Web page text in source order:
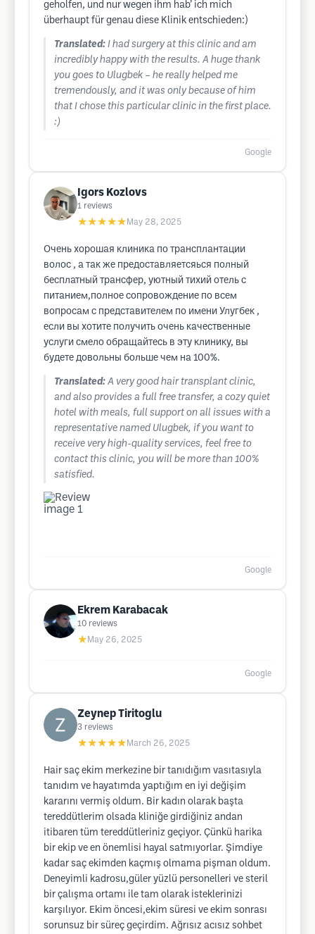
geholfen, und nur wegen ihm hab’ ich mich
überhaupt für genau diese Klinik entschieden:)
Translated: I had surgery at this clinic and am
incredibly happy with the results. A huge thank
you goes to Ulugbek – he really helped me
tremendously, and it was only because of him
that I chose this particular clinic in the first place.
:)
Google
Igors Kozlovs
1 reviews
★★★★★ May 28, 2025
Очень хорошая клиника по трансплантации
волос , а так же предоставляетсяься полный
бесплатный трансфер, уютный тихий отель с
питанием,полное сопровождение по всем
вопросам с представителем по имени Улугбек ,
если вы хотите получить очень качественные
услуги смело обращайтесь в эту клинику, вы
будете довольны больше чем на 100%.
Translated: A very good hair transplant clinic,
and also provides a full free transfer, a cozy quiet
hotel with meals, full support on all issues with a
representative named Ulugbek, if you want to
receive very high-quality services, feel free to
contact this clinic, you will be more than 100%
satisfied.
Google
Ekrem Karabacak
10 reviews
★ May 26, 2025
Google
Zeynep Tiritoglu
3 reviews
★★★★★ March 26, 2025
Hair saç ekim merkezine bir tanıdığım vasıtasıyla
tanıdım ve hayatımda yaptığım en iyi değişim
kararını vermiş oldum. Bir kadın olarak başta
tereddütlerim olsada kliniğe girdiğiniz andan
itibaren tüm tereddütleriniz geçiyor. Çünkü harika
bir ekip ve en önemlisi hayal satmıyorlar. Şimdiye
kadar saç ekimden kaçmış olmama pişman oldum.
Deneyimli kadrosu,güler yüzlü personelleri ve steril
bir çalışma ortamı ile tam olarak isteklerinizi
karşılıyor. Ekim öncesi,ekim süresi ve ekim sonrası
sorunsuz bir süreç geçirdim. Ağrısız acısız sohbet